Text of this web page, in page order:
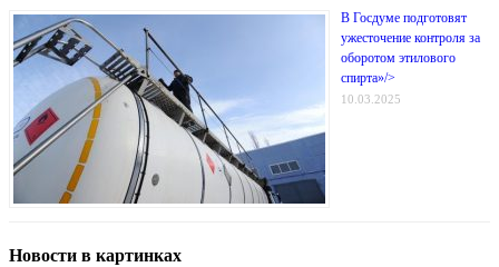
В Госдуме подготовят
ужесточение контроля за
оборотом этилового
спирта»/>
10.03.2025
Новости в картинках